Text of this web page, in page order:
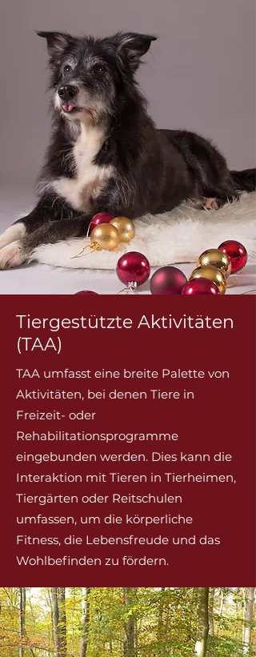
Tiergestützte Aktivitäten
(TAA)
TAA umfasst eine breite Palette von
Aktivitäten, bei denen Tiere in
Freizeit- oder
Rehabilitationsprogramme
eingebunden werden. Dies kann die
Interaktion mit Tieren in Tierheimen,
Tiergärten oder Reitschulen
umfassen, um die körperliche
Fitness, die Lebensfreude und das
Wohlbefinden zu fördern.